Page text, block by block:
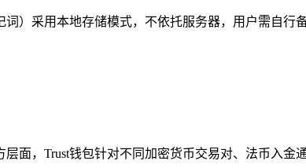
）采用本地存储模式，不依托服务器，用户需自行
面，Trust钱包针对不同加密货币交易对、法币入金